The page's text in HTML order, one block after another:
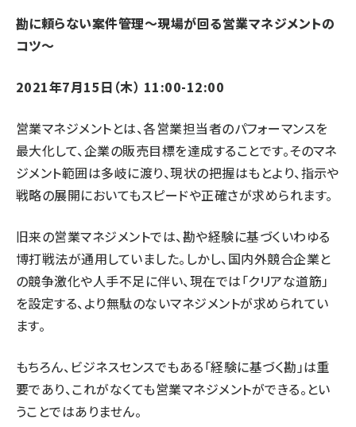
勘に頼らない案件管理〜現場が回る営業マネジメントの
コツ〜
2021年7月15日（木） 11:00-12:00
営業マネジメントとは、各営業担当者のパフォーマンスを
最大化して、企業の販売目標を達成することです。そのマネ
ジメント範囲は多岐に渡り、現状の把握はもとより、指示や
戦略の展開においてもスピードや正確さが求められます。
旧来の営業マネジメントでは、勘や経験に基づくいわゆる
博打戦法が通用していました。しかし、国内外競合企業と
の競争激化や人手不足に伴い、現在では「クリアな道筋」
を設定する、より無駄のないマネジメントが求められてい
ます。
もちろん、ビジネスセンスでもある「経験に基づく勘」は重
要であり、これがなくても営業マネジメントができる。とい
うことではありません。